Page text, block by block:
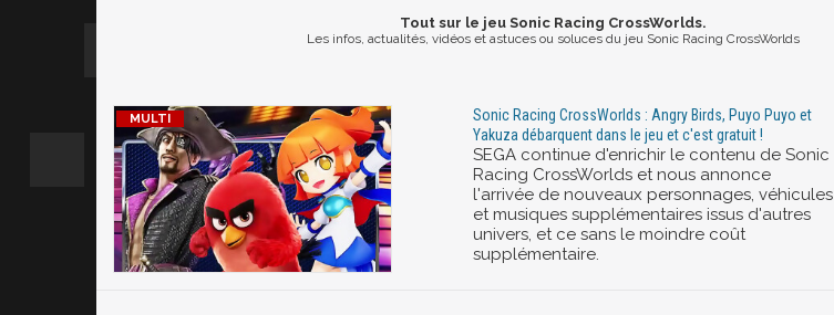
Tout sur le jeu Sonic Racing CrossWorlds.
Les infos, actualités, vidéos et astuces ou soluces du jeu Sonic Racing CrossWorlds
Sonic Racing CrossWorlds : Angry Birds, Puyo Puyo et
Yakuza débarquent dans le jeu et c'est gratuit !
SEGA continue d'enrichir le contenu de Sonic
Racing CrossWorlds et nous annonce
l'arrivée de nouveaux personnages, véhicules
et musiques supplémentaires issus d'autres
univers, et ce sans le moindre coût
supplémentaire.